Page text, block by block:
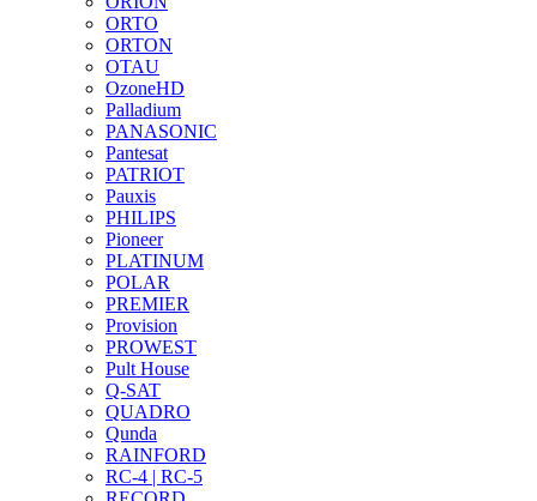
ORTO
ORTON
OTAU
OzoneHD
Palladium
PANASONIC
Pantesat
PATRIOT
Pauxis
PHILIPS
Pioneer
PLATINUM
POLAR
PREMIER
Provision
PROWEST
Pult House
Q-SAT
QUADRO
Qunda
RAINFORD
RC-4 | RC-5